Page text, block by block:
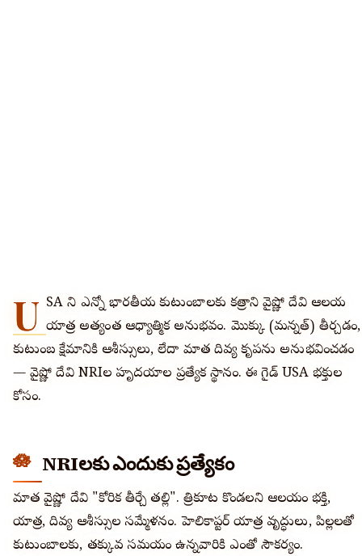
U SA లోని ఎన్నో భారతీయ కుటుంబాలకు కత్రాలోని వైష్ణో దేవి ఆలయ
యాత్ర అత్యంత ఆధ్యాత్మిక అనుభవం. మొక్కు (మన్నత్) తీర్చడం,
కుటుంబ క్షేమానికి ఆశీస్సులు, లేదా మాత దివ్య కృపను అనుభవించడం
— వైష్ణో దేవి NRIల హృదయాలలో ప్రత్యేక స్థానం. ఈ గైడ్ USA భక్తుల
కోసం.
NRIలకు ఎందుకు ప్రత్యేకం
మాత వైష్ణో దేవి "కోరిక తీర్చే తల్లి". త్రికూట కొండలలోని ఆలయం భక్తి,
యాత్ర, దివ్య ఆశీస్సుల సమ్మేళనం. హెలికాప్టర్ యాత్ర వృద్ధులు, పిల్లలతో
కుటుంబాలకు, తక్కువ సమయం ఉన్నవారికి ఎంతో సౌకర్యం.